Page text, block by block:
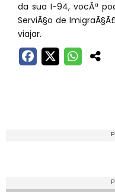
da sua I-94, vocÃª
ServiÃ§o de
viajar.